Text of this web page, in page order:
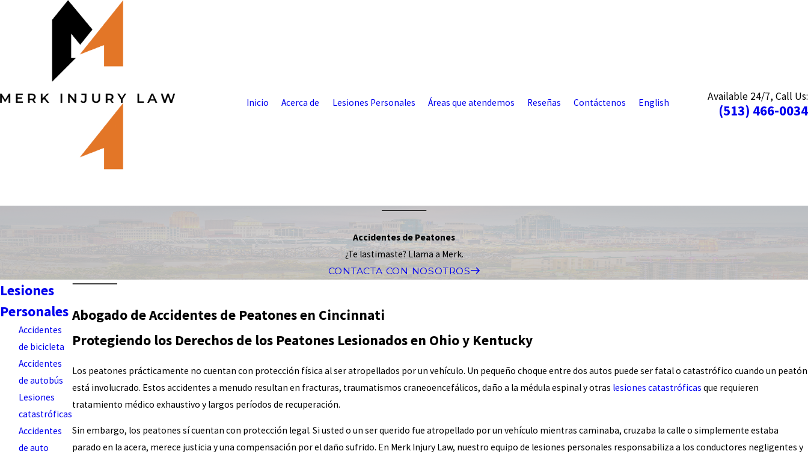
Inicio Acerca de Lesiones Personales Áreas que atendemos Reseñas Contáctenos English Available 24/7, Call Us:
(513) 466-0034
Accidentes de Peatones
¿Te lastimaste? Llama a Merk.
CONTACTA CON NOSOTROS
Abogado de Accidentes de Peatones en Cincinnati
Protegiendo los Derechos de los Peatones Lesionados en Ohio y Kentucky
Los peatones prácticamente no cuentan con protección física al ser atropellados por un vehículo. Un pequeño choque entre dos autos puede ser fatal o catastrófico cuando un peatón
está involucrado. Estos accidentes a menudo resultan en fracturas, traumatismos craneoencefálicos, daño a la médula espinal y otras lesiones catastróficas que requieren
tratamiento médico exhaustivo y largos períodos de recuperación.
Sin embargo, los peatones sí cuentan con protección legal. Si usted o un ser querido fue atropellado por un vehículo mientras caminaba, cruzaba la calle o simplemente estaba
parado en la acera, merece justicia y una compensación por el daño sufrido. En Merk Injury Law, nuestro equipo de lesiones personales responsabiliza a los conductores negligentes y
Lesiones
Personales
Accidentes
de bicicleta
Accidentes
de autobús
Lesiones
catastróficas
Accidentes
de auto